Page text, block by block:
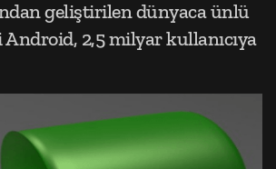
geliştirilen dünyaca ünlü
2,5 milyar kullanıcıya